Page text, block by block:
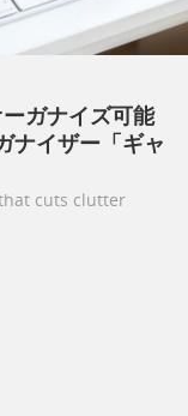
ガナイズ可能
ナイザー「ギャ
cuts clutter